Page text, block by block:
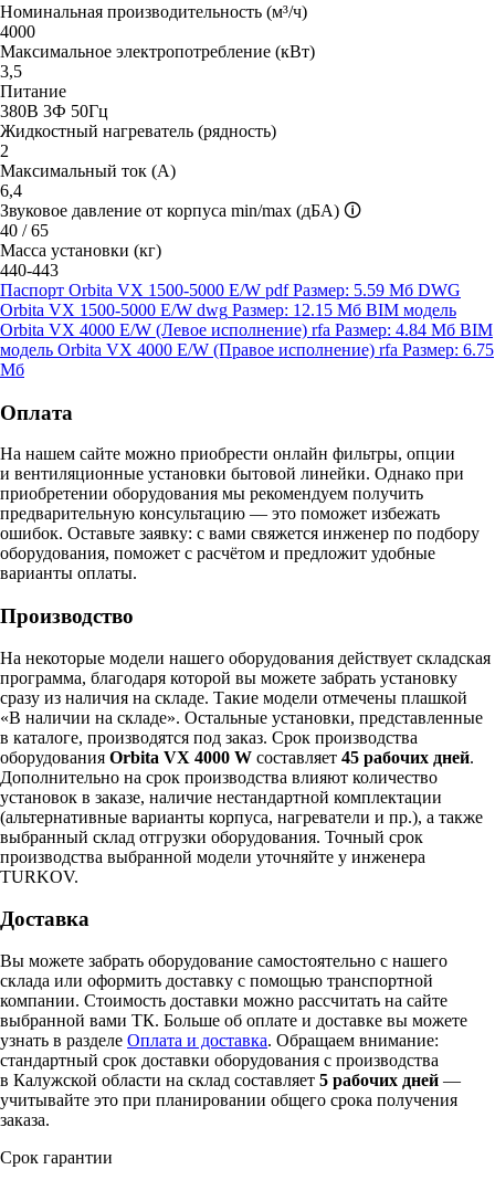
Номинальная производительность (м³/ч)
4000
Максимальное электропотребление (кВт)
3,5
Питание
380В 3Ф 50Гц
Жидкостный нагреватель (рядность)
2
Максимальный ток (А)
6,4
Звуковое давление от корпуса min/max (дБА) 🛈
40 / 65
Масса установки (кг)
440-443
Паспорт Orbita VX 1500-5000 E/W pdf Размер: 5.59 Мб DWG
Orbita VX 1500-5000 E/W dwg Размер: 12.15 Мб BIM модель
Orbita VX 4000 E/W (Левое исполнение) rfa Размер: 4.84 Мб BIM
модель Orbita VX 4000 E/W (Правое исполнение) rfa Размер: 6.75
Мб
Оплата
На нашем сайте можно приобрести онлайн фильтры, опции
и вентиляционные установки бытовой линейки. Однако при
приобретении оборудования мы рекомендуем получить
предварительную консультацию — это поможет избежать
ошибок. Оставьте заявку: с вами свяжется инженер по подбору
оборудования, поможет с расчётом и предложит удобные
варианты оплаты.
Производство
На некоторые модели нашего оборудования действует складская
программа, благодаря которой вы можете забрать установку
сразу из наличия на складе. Такие модели отмечены плашкой
«В наличии на складе». Остальные установки, представленные
в каталоге, производятся под заказ. Срок производства
оборудования Orbita VX 4000 W составляет 45 рабочих дней.
Дополнительно на срок производства влияют количество
установок в заказе, наличие нестандартной комплектации
(альтернативные варианты корпуса, нагреватели и пр.), а также
выбранный склад отгрузки оборудования. Точный срок
производства выбранной модели уточняйте у инженера
TURKOV.
Доставка
Вы можете забрать оборудование самостоятельно с нашего
склада или оформить доставку с помощью транспортной
компании. Стоимость доставки можно рассчитать на сайте
выбранной вами ТК. Больше об оплате и доставке вы можете
узнать в разделе Оплата и доставка. Обращаем внимание:
стандартный срок доставки оборудования с производства
в Калужской области на склад составляет 5 рабочих дней —
учитывайте это при планировании общего срока получения
заказа.
Срок гарантии